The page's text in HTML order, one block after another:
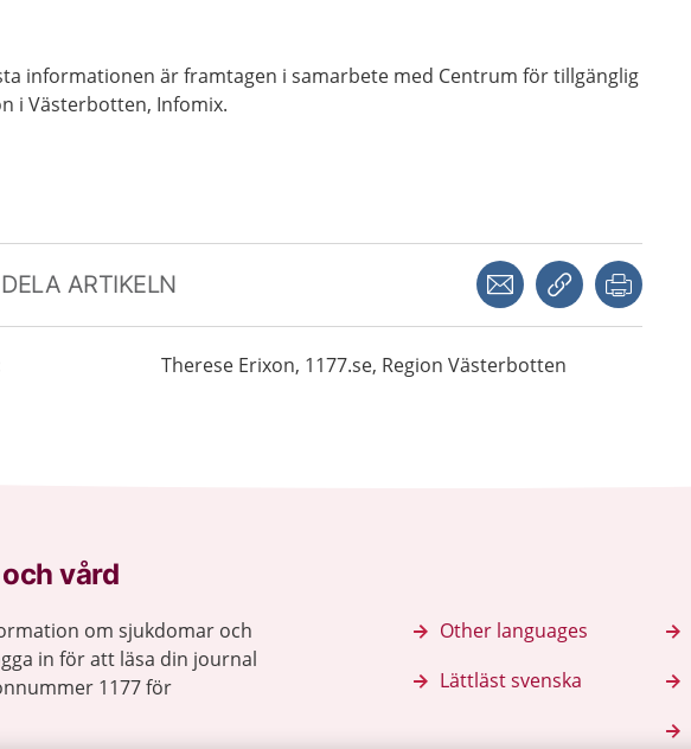
informationen är framtagen i samarbete med Centrum för tillgänglig
i Västerbotten, Infomix.
ARTIKELN Dela via mejlKopiera länk
Therese Erixon, 1177.se, Region Västerbotten
vård
om sjukdomar och
in för att läsa din journal
1177 för
Other languages
Lättläst svenska